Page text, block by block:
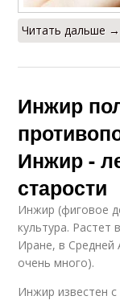
Читать дальше →
Инжир
Инжир -
старости
Инжир (фиговое
культура.
Иране, в Средней
очень много).
Инжир известен